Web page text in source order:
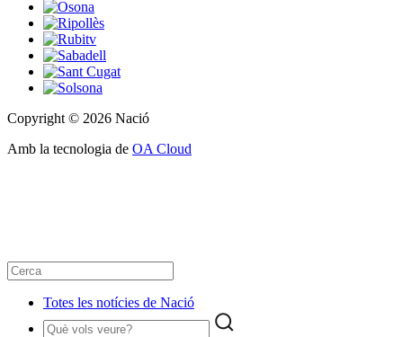
Copyright © 2026 Nació
Amb la tecnologia de OA Cloud
Totes les notícies de Nació